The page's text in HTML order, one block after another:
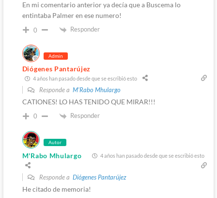
En mi comentario anterior ya decía que a Buscema lo
entintaba Palmer en ese numero!
0 Responder
Admin
Diógenes Pantarújez
4 años han pasado desde que se escribió esto
Responde a M'Rabo Mhulargo
CATIONES! LO HAS TENIDO QUE MIRAR!!!
0 Responder
Autor
M'Rabo Mhulargo 4 años han pasado desde que se escribió esto
Responde a Diógenes Pantarújez
He citado de memoria!